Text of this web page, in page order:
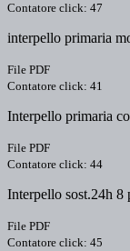
Contatore click: 47
interpello primaria
File PDF
Contatore click: 41
Interpello primaria
File PDF
Contatore click: 44
Interpello sost.24h 8
File PDF
Contatore click: 45